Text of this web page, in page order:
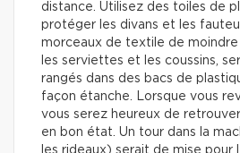
distance. Utilisez des toiles de
protéger les divans et les
morceaux de textile de moindre
les serviettes et les coussins,
rangés dans des bacs de
façon étanche. Lorsque vous
vous serez heureux de
en bon état. Un tour dans la